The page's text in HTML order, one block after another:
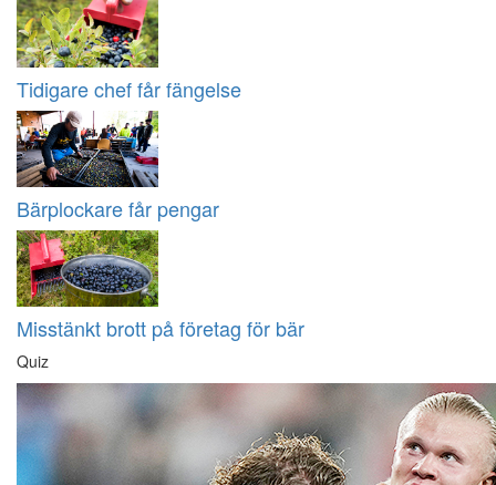
Tidigare chef får fängelse
Bärplockare får pengar
Misstänkt brott på företag för bär
Quiz